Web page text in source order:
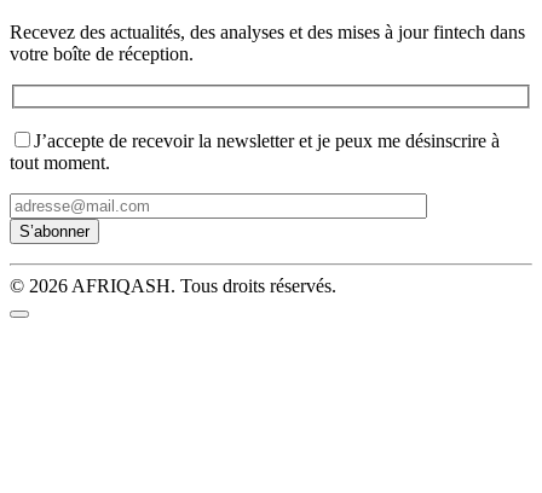
Recevez des actualités, des analyses et des mises à jour fintech dans
votre boîte de réception.
J’accepte de recevoir la newsletter et je peux me désinscrire à
tout moment.
© 2026 AFRIQASH. Tous droits réservés.